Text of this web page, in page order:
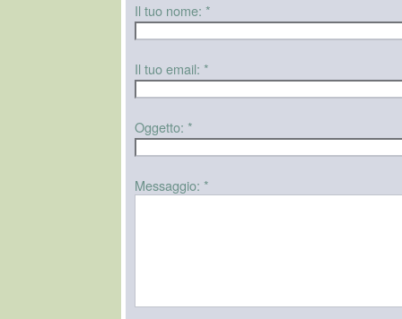
Il tuo nome: *
Il tuo email: *
Oggetto: *
Messaggio: *